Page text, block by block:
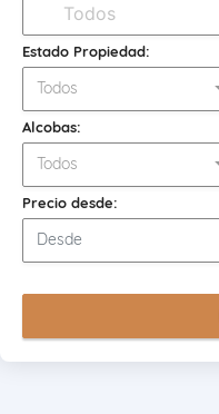
Estado Propiedad:
Todos
Alcobas:
Todos
Precio desde: